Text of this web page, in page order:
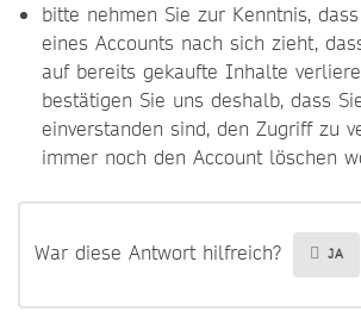
bitte nehmen Sie zur Kenntnis,
eines Accounts nach sich zieht,
auf bereits gekaufte Inhalte
bestätigen Sie uns deshalb, dass
einverstanden sind, den Zugriff zu
immer noch den Account löschen
War diese Antwort hilfreich? JA